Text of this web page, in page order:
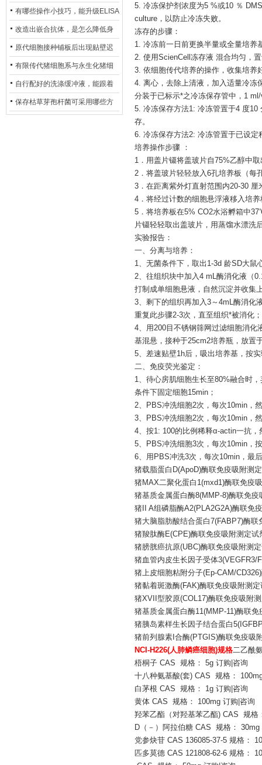
偏低，可从哪些维度开展问题排
查？
有哪些操作小技巧，能升级ELISA
的LOD与LOQ性能？
改造出嵌合抗体，是怎么降低身
体生成抗鼠抗体（HAMA）的？
原代细胞接种铺板后出现贴壁迟
缓、悬浮细胞数量偏多的现象的
主要诱因
有限传代猪细胞系与永生化猪细
胞系，二者在增殖存活周期上有
什么区别？
自行配好的洗涤缓冲液，能跟着
试剂盒原装干粉放一处储存吗？
保存枯草芽孢杆菌可采用哪些方
5. 冷冻保护剂浓度为5 %或10 ％
culture，以防止冷冻失败。
冻存的步骤：
1. 冷冻前一日前更换半量或全量培养
2. 使用ScienCell冻存液 混合均匀，
3. 依细胞传代培养的操作，收集培养
4. 离心，去除上清液，加入适量冷冻
分装于已标示*之冷冻保存管中， 1
5. 冷冻保存方法1: 冷冻管置于4 度
存。
6. 冷冻保存方法2: 冷冻管置于已设
培养操作步骤
：
1．用盖片镊将盖玻片自75%乙醇中
2．将盖玻片轻轻放入6孔培养板（每
3．在距离紫外灯直射范围内20-30
4．将经过计数的细胞悬浮液移入培
5．将培养板在5% CO2水浴孵箱中
片镊轻轻取出盖玻片，用蒸馏水漂洗
实验报告：
一、分离与培养：
1、无菌条件下，取出1-3d 龄SD大
2、往组织块中加入4 mL酶消化液（
打制成单细胞悬液，自然沉淀并收集
3、剩下的组织再加入3～4mL酶消
重复此步骤2-3次，直至组织*被消化；
4、用200目不锈钢筛网过滤细胞消化
基混悬，接种于25cm2培养瓶，放置
5、差速贴壁1h后，吸出培养基，按
二、免疫荧光鉴定：
1、待心房肌细胞生长至80%融合时
条件下固定细胞15min；
2、PBS冲洗细胞2次，每次10min，
3、PBS冲洗细胞2次，每次10min，
4、按1: 100的比例稀释α-actin一抗
5、PBS冲洗细胞3次，每次10min，
6、用PBS冲洗3次，每次10min，最
猪载脂蛋白 D(ApoD)酶联免疫吸附测
猪MAX二聚化蛋白1(mxd1)酶联免疫
猪基质金属蛋白酶8(MMP-8)酶联免疫
猪 II A组磷脂酶A2(PLA2G2A)酶联免
猪大脑脂肪酸结合蛋白 7(FABP7)酶联
猪羧肽酶E(CPE)酶联免疫吸附测定试
猪膀胱癌抗原(UBC)酶联免疫吸附测
猪血管内皮生长因子受体3(VEGFR3/
猪上皮细胞粘附分子(Ep-CAM/
猪黏着斑激酶(FAK)酶联免疫吸附测定
猪XVII型胶原(COL17)酶联免疫吸附
猪基质金属蛋白酶11(MMP-11)酶联
猪胰岛素样生长因子结合蛋白
猪前列腺素 I合酶(PTGIS)酶联免疫吸
NCI-H226(人肺鳞癌细胞)规格二乙酰
梧桐子 CAS 规格： 5g 订购|咨询
十八种氨基酸(套) CAS 规格：
白茅根 CAS 规格： 1g 订购|咨询
黄体 CAS 规格： 100mg 订购|咨询
羟苯乙酯（对羟基苯乙酯) CAS 规格
D（－）阿拉伯糖 CAS 规格： 30mg
党参炔苷 CAS 136085-37-5 规格：
匹多莫德 CAS 121808-62-6 规格：